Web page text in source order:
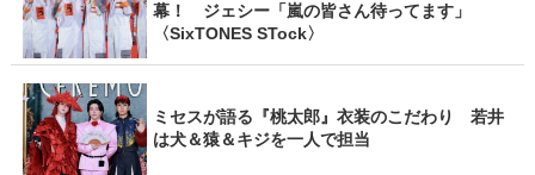
幕！ ジェシー「嵐の皆さん待ってます」
〈SixTONES STock〉
ミセスが語る『桃太郎』衣装のこだわり 若井
は犬＆猿＆キジを一人で担当